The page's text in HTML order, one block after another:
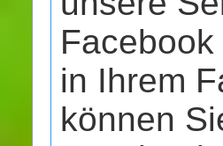
in Ihrem
können